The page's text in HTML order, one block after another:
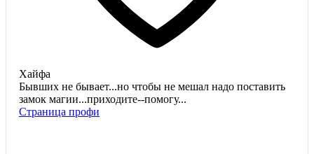
Хайфа
Бывших не бывает...но чтобы не мешал надо поставить
замок магии...приходите--помогу...
Страница профи